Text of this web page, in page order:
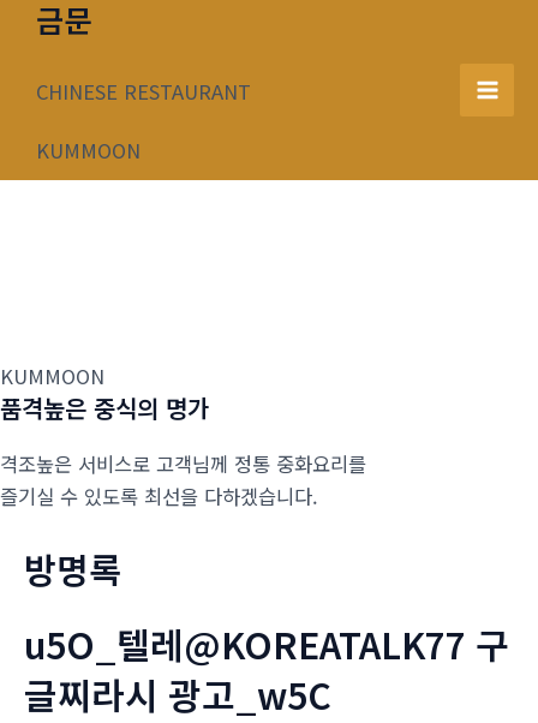
너
금문
CHINESE RESTAURANT
KUMMOON
Main
KUMMOON
품격높은 중식의 명가
격조높은 서비스로 고객님께 정통 중화요리를
즐기실 수 있도록 최선을 다하겠습니다.
방명록
u5O_텔레@KOREATALK77 구
글찌라시 광고_w5C